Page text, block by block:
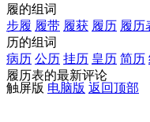
履的组词
步履 履带 履获 履历 履历
历的组词
病历 公历 挂历 皇历 简历
履历表的最新评论
触屏版 电脑版 返回顶部